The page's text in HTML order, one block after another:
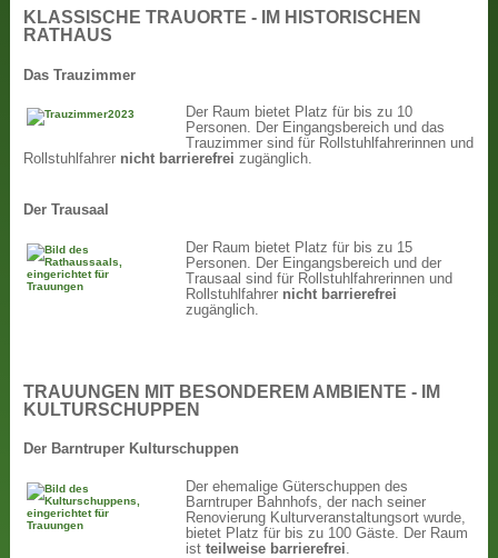
KLASSISCHE TRAUORTE - IM HISTORISCHEN
RATHAUS
Das Trauzimmer
Der Raum bietet Platz für bis zu 10
Personen. Der Eingangsbereich und das
Trauzimmer sind für Rollstuhlfahrerinnen und
Rollstuhlfahrer nicht barrierefrei zugänglich.
Der Trausaal
Der Raum bietet Platz für bis zu 15
Personen. Der Eingangsbereich und der
Trausaal sind für Rollstuhlfahrerinnen und
Rollstuhlfahrer nicht barrierefrei
zugänglich.
TRAUUNGEN MIT BESONDEREM AMBIENTE - IM
KULTURSCHUPPEN
Der Barntruper Kulturschuppen
Der ehemalige Güterschuppen des
Barntruper Bahnhofs, der nach seiner
Renovierung Kulturveranstaltungsort wurde,
bietet Platz für bis zu 100 Gäste. Der Raum
ist teilweise barrierefrei.